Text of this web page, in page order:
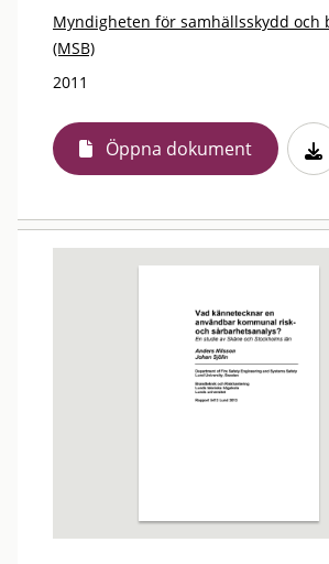
Myndigheten för samhällsskydd och
(MSB)
2011
Öppna dokument